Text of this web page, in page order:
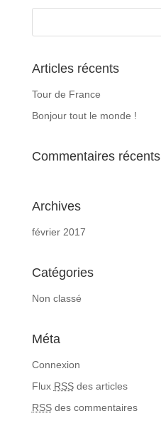
Articles récents
Tour de France
Bonjour tout le monde !
Commentaires récents
Archives
février 2017
Catégories
Non classé
Méta
Connexion
Flux RSSdes articles
RSSdes commentaires